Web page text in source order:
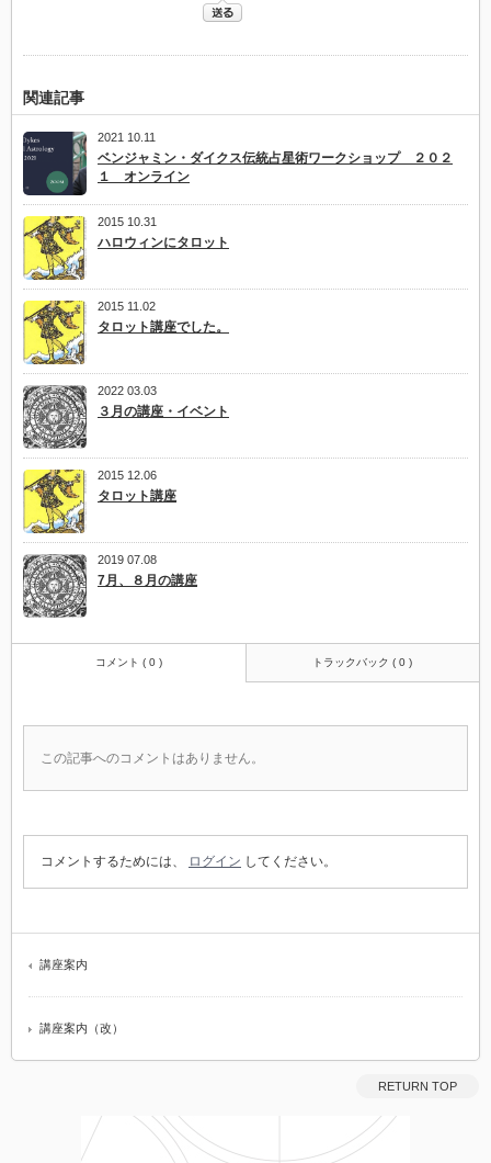
関連記事
2021 10.11
ベンジャミン・ダイクス伝統占星術ワークショップ ２０２
１ オンライン
2015 10.31
ハロウィンにタロット
2015 11.02
タロット講座でした。
2022 03.03
３月の講座・イベント
2015 12.06
タロット講座
2019 07.08
7月、８月の講座
コメント ( 0 ) トラックバック ( 0 )
この記事へのコメントはありません。
コメントするためには、 ログイン してください。
講座案内
講座案内（改）
RETURN TOP